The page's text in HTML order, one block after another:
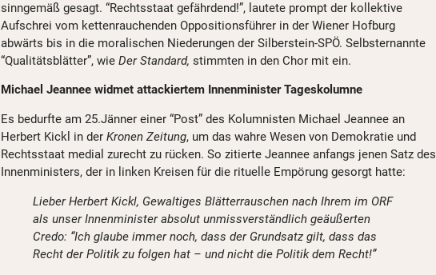
sinngemäß gesagt. “Rechtsstaat gefährdend!”, lautete prompt der kollektive
Aufschrei vom kettenrauchenden Oppositionsführer in der Wiener Hofburg
abwärts bis in die moralischen Niederungen der Silberstein-SPÖ. Selbsternannte
“Qualitätsblätter”, wie Der Standard, stimmten in den Chor mit ein.
Michael Jeannee widmet attackiertem Innenminister Tageskolumne
Es bedurfte am 25.Jänner einer “Post” des Kolumnisten Michael Jeannee an
Herbert Kickl in der Kronen Zeitung, um das wahre Wesen von Demokratie und
Rechtsstaat medial zurecht zu rücken. So zitierte Jeannee anfangs jenen Satz des
Innenministers, der in linken Kreisen für die rituelle Empörung gesorgt hatte:
Lieber Herbert Kickl, Gewaltiges Blätterrauschen nach Ihrem im ORF
als unser Innenminister absolut unmissverständlich geäußerten
Credo: “Ich glaube immer noch, dass der Grundsatz gilt, dass das
Recht der Politik zu folgen hat – und nicht die Politik dem Recht!”